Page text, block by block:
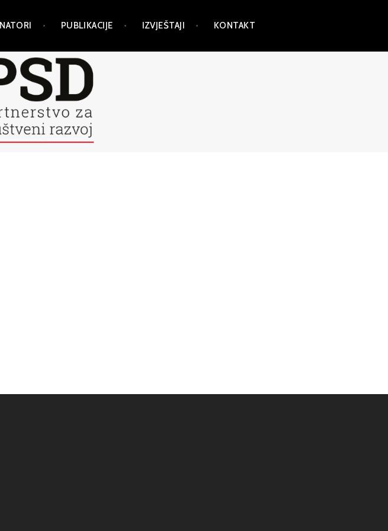
PUBLIKACIJE IZVJEŠTAJI KONTAKT